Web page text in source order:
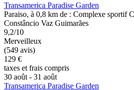
Transamerica Paradise Garden
Paraiso, à 0,8 km de : Complexe sportif
Constâncio Vaz Guimarães
9,2/10
Merveilleux
(549 avis)
129 €
taxes et frais compris
30 août - 31 août
Transamerica Paradise Garden